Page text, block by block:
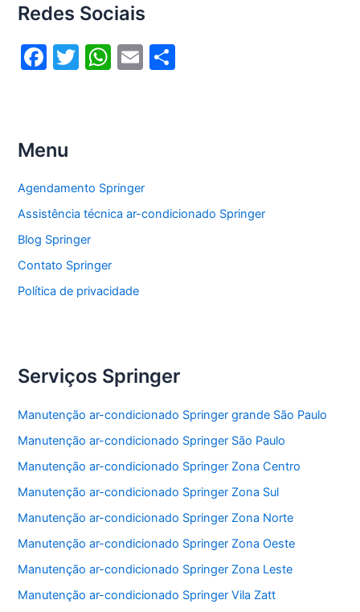
Redes Sociais
F
b
o
o
k
T
W
p
p
E
Menu
Agendamento Springer
Assistência técnica ar-condicionado Springer
Blog Springer
Contato Springer
Política de privacidade
Serviços Springer
Manutenção ar-condicionado Springer grande São Paulo
Manutenção ar-condicionado Springer São Paulo
Manutenção ar-condicionado Springer Zona Centro
Manutenção ar-condicionado Springer Zona Sul
Manutenção ar-condicionado Springer Zona Norte
Manutenção ar-condicionado Springer Zona Oeste
Manutenção ar-condicionado Springer Zona Leste
Manutenção ar-condicionado Springer Vila Zatt